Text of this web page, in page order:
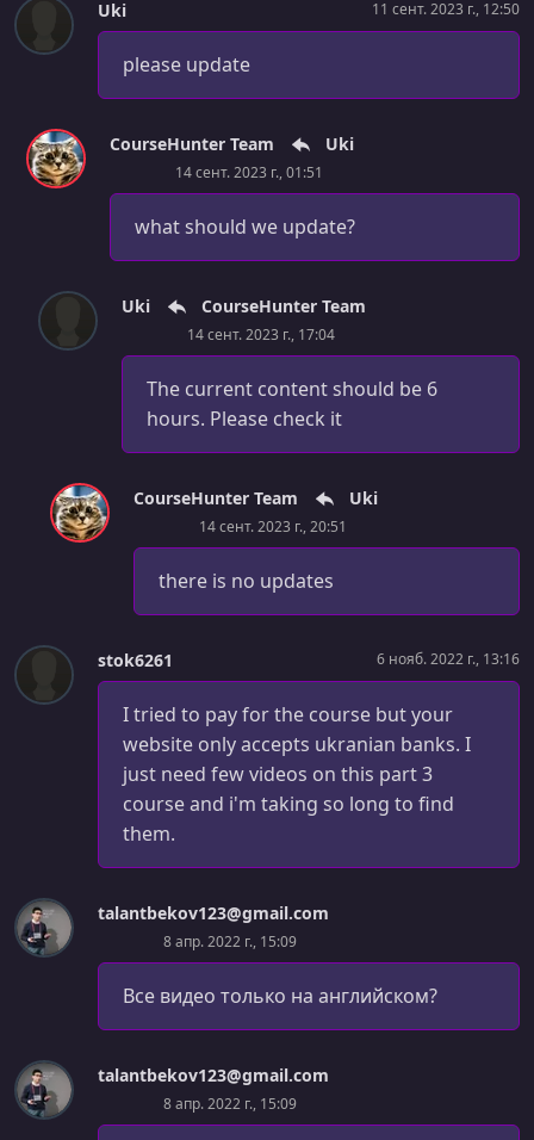
31- Domain Block (14:09)
32- Plans Block (9:04)
УРОК 32.
33- Features Block (11:39)
34- Showcase Block
УРОК 34.
35- Testimonials Block (1:40)
00:14:46
36- Footer (14:45)
УРОК 37.
38- Troubleshooting Layout Issues (9:01)
39- Animations (3:49)
УРОК 39. 00:02:29
40- Search Engine Optimization (2:28)
00:03:12
41- HTML and CSS Validation (3:10)
00:12:43
42- Building for Production (12:42)
43- Pushing to GitHub (4:51)
УРОК 43.
00:08:33
УРОК 45.
46- Course Wrap Up (0:35)
Uki 11 сент. 2023 г., 12:50
please update
CourseHunter Team Uki
14 сент. 2023 г., 01:51
what should we update?
Uki CourseHunter Team
14 сент. 2023 г., 17:04
The current content should be 6
hours. Please check it
CourseHunter Team Uki
14 сент. 2023 г., 20:51
there is no updates
stok6261 6 нояб. 2022 г., 13:16
I tried to pay for the course but your
website only accepts ukranian banks. I
just need few videos on this part 3
course and i'm taking so long to find
them.
talantbekov123@gmail.com
8 апр. 2022 г., 15:09
Все видео только на английском?
talantbekov123@gmail.com
8 апр. 2022 г., 15:09